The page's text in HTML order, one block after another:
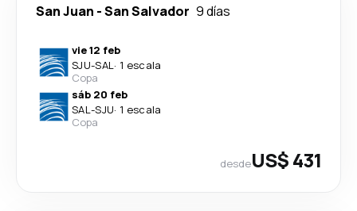
San Juan -San Salvador 9 días
vie 12 feb
SJU-SAL· 1 escala
Copa
sáb 20 feb
SAL-SJU· 1 escala
Copa
desdeUS$ 431